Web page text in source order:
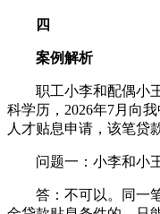
四
案例解析
职工小李和配偶小王
科学历，2026年7月向
人才贴息申请，该笔贷
问题一：小李和小王
答：不可以。同一笔